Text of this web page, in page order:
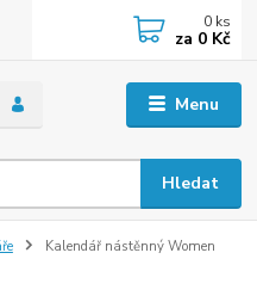
Menu
Hledat
0 ks
za 0 Kč
Kalendář nástěnný Women